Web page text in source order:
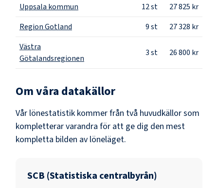
Uppsala kommun
12st
27 825 kr
Region Gotland
9st
27 328 kr
Västra
Götalandsregionen
3st 26 800 kr
Om våra datakällor
Vår lönestatistik kommer från två huvudkällor som
kompletterar varandra för att ge dig den mest
kompletta bilden av löneläget.
SCB (Statistiska centralbyrån)